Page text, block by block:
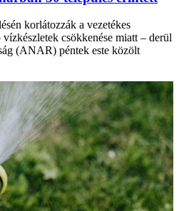
korlátozzák a vezetékes
csökkenése miatt – derül
(ANAR) péntek este közölt